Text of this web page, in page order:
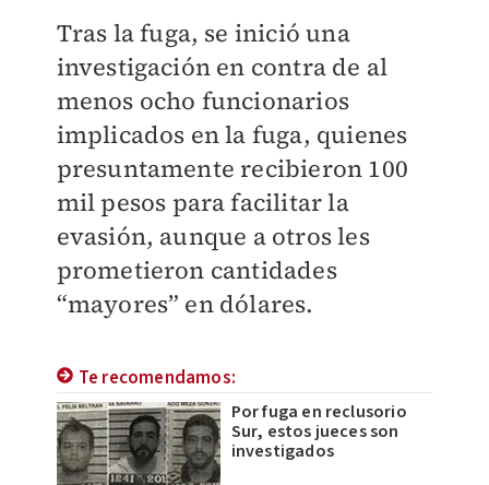
Tras la fuga, se inició una
investigación en contra de al
menos ocho funcionarios
implicados en la fuga, quienes
presuntamente recibieron 100
mil pesos para facilitar la
evasión, aunque a otros les
prometieron cantidades
“mayores” en dólares.
Te recomendamos:
Por fuga en reclusorio
Sur, estos jueces son
investigados